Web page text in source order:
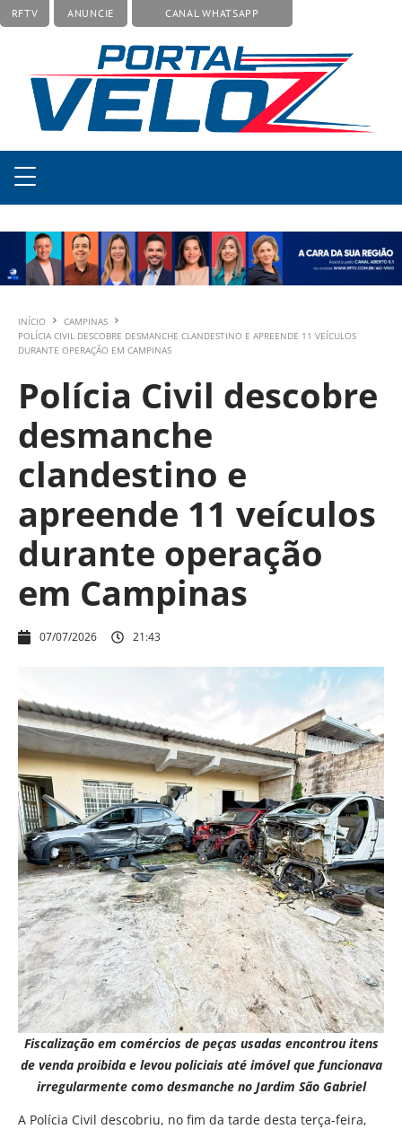
RFTV ANUNCIE CANAL WHATSAPP
INÍCIO
CAMPINAS
POLÍCIA CIVIL DESCOBRE DESMANCHE CLANDESTINO E APREENDE 11 VEÍCULOS
DURANTE OPERAÇÃO EM CAMPINAS
Polícia Civil descobre
desmanche
clandestino e
apreende 11 veículos
durante operação
em Campinas
07/07/2026 21:43
Fiscalização em comércios de peças usadas encontrou itens
de venda proibida e levou policiais até imóvel que funcionava
irregularmente como desmanche no Jardim São Gabriel
A Polícia Civil descobriu, no fim da tarde desta terça-feira,